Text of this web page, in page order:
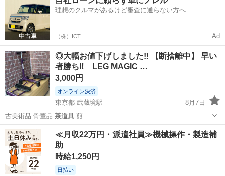
理想のクルマがあるけど審査に通らない方へ
（株）ICT Ad
◎大幅お値下げしました‼️ 【断捨離中】 早い
者勝ち‼️ LEG MAGIC …
3,000円
オンライン決済
東京都 武蔵境駅
8月7日
古美術品 骨董品 茶道具煎
東京 三鷹市 武蔵境駅 ダイエットグッズ
≪月収22万円・派遣社員≫機械操作・製造補
助
時給1,250円
日払い